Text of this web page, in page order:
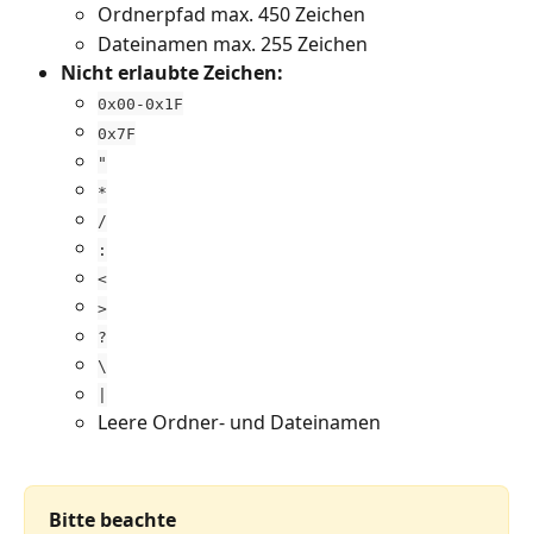
Ordnerpfad max. 450 Zeichen
Dateinamen max. 255 Zeichen
Nicht erlaubte Zeichen:
0x00-0x1F
0x7F
"
*
/
:
<
>
?
\
Leere Ordner- und Dateinamen
Bitte beachte